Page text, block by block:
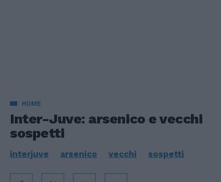
HOME
Inter-Juve: arsenico e vecchi
sospetti
interjuve arsenico vecchi sospetti